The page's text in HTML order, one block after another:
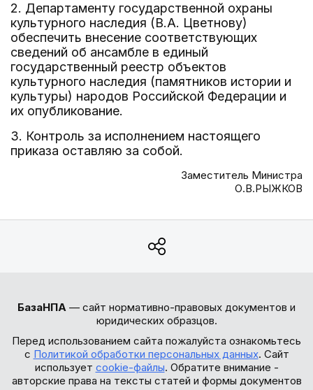
2. Департаменту государственной охраны
культурного наследия (В.А. Цветнову)
обеспечить внесение соответствующих
сведений об ансамбле в единый
государственный реестр объектов
культурного наследия (памятников истории и
культуры) народов Российской Федерации и
их опубликование.
3. Контроль за исполнением настоящего
приказа оставляю за собой.
Заместитель Министра
О.В.РЫЖКОВ
БазаНПА — сайт нормативно-правовых документов и
юридических образцов.
Перед использованием сайта пожалуйста ознакомьтесь
с Политикой обработки персональных данных. Сайт
использует cookie-файлы. Обратите внимание -
авторские права на тексты статей и формы документов